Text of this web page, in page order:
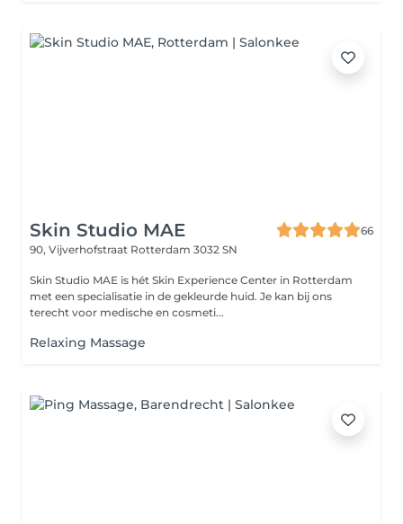
Skin Studio MAE
66
90, Vijverhofstraat Rotterdam 3032 SN
Skin Studio MAE is hét Skin Experience Center in Rotterdam
met een specialisatie in de gekleurde huid. Je kan bij ons
terecht voor medische en cosmeti...
Relaxing Massage